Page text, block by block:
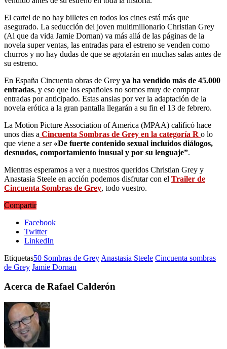
El cartel de no hay billetes en todos los cines está más que
asegurado. La seducción del joven multimillonario Christian Grey
(Al que da vida Jamie Dornan) va más allá de las páginas de la
novela super ventas, las entradas para el estreno se venden como
churros y no hay dudas de que se agotarán en muchas salas antes de
su estreno.
En España Cincuenta obras de Grey ya ha vendido más de 45.000
entradas, y eso que los españoles no somos muy de comprar
entradas por anticipado. Estas ansias por ver la adaptación de la
novela erótica a la gran pantalla llegarán a su fin el 13 de febrero.
La Motion Picture Association of America (MPAA) calificó hace
unos dias a Cincuenta Sombras de Grey en la categoría R o lo
que viene a ser«De fuerte contenido sexual incluidos diálogos,
desnudos, comportamiento inusual y por su lenguaje”.
Mientras esperamos a ver a nuestros queridos Christian Grey y
Anastasia Steele en acción podemos disfrutar con el Trailer de
Cincuenta Sombras de Grey, todo vuestro.
Compartir
Facebook
Twitter
LinkedIn
Etiquetas50 Sombras de Grey Anastasia Steele Cincuenta sombras
de Grey Jamie Dornan
Acerca de Rafael Calderón